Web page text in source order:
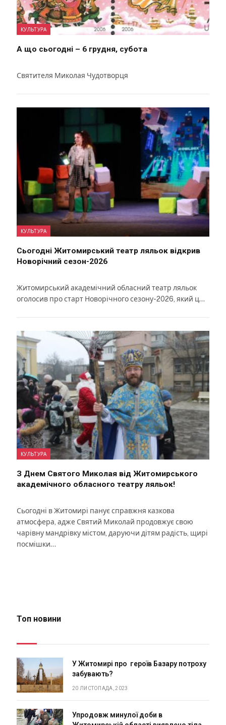
КУЛЬТУРА
А що сьогодні – 6 грудня, субота
Святителя Миколая Чудотворця
КУЛЬТУРА
Сьогодні Житомирський театр ляльок відкрив
Новорічний сезон-2026
Житомирський академічний обласний театр ляльок
оголосив про старт Новорічного сезону-2026, який ц…
КУЛЬТУРА
З Днем Святого Миколая від Житомирського
академічного обласного театру ляльок!
Сьогодні в Житомирі панує справжня казкова
атмосфера, адже Святий Миколай продовжує свою
чарівну мандрівку містом, даруючи дітям радість, щирі
посмішки…
Топ новини
У Житомирі про героїв Базару потроху
забувають?
20 ЛИСТОПАДА, 2023
Упродовж минулої доби в